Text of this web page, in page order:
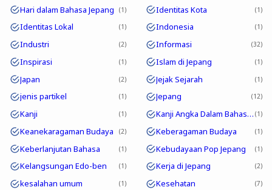
Hari dalam Bahasa Jepang 1 Identitas Kota 1
Identitas Lokal 1 Indonesia 1
Industri 2 Informasi 32
Inspirasi 1 Islam di Jepang 1
Japan 2 Jejak Sejarah 1
jenis partikel 1 Jepang 12
Kanji 1 Kanji Angka Dalam Bahasa Jepang 1
Keanekaragaman Budaya 2 Keberagaman Budaya 1
Keberlanjutan Bahasa 1 Kebudayaan Pop Jepang 1
Kelangsungan Edo-ben 1 Kerja di Jepang 2
kesalahan umum 1 Kesehatan 7